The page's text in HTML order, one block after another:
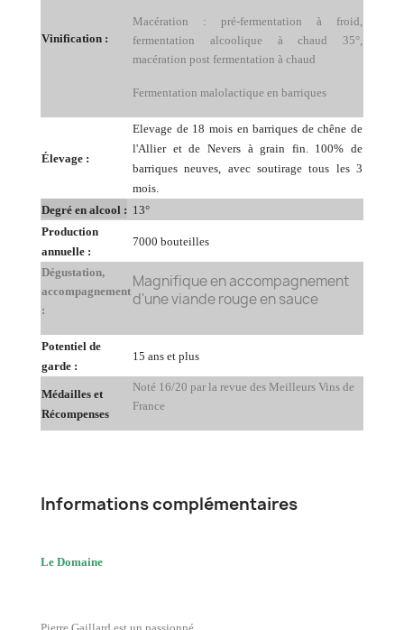
Vinification :
Macération : pré-fermentation à froid,
fermentation alcoolique à chaud 35°,
macération post fermentation à chaud
Fermentation malolactique en barriques
Élevage :
Elevage de 18 mois en barriques de chêne de
l'Allier et de Nevers à grain fin. 100% de
barriques neuves, avec soutirage tous les 3
mois.
Degré en alcool : 13°
Production
annuelle :
7000 bouteilles
Dégustation,
accompagnement
:
Magnifique en accompagnement
d'une viande rouge en sauce
Potentiel de
garde :
15 ans et plus
Médailles et
Récompenses
Noté 16/20 par la revue des Meilleurs Vins de
France
Informations complémentaires
Le Domaine